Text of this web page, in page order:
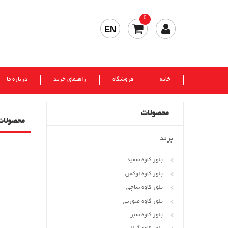
0
EN
خانه فروشگاه راهنمای خرید درباره ما
محصولات
برند
بلور کاوه سفید
بلور کاوه لوکس
بلور کاوه ساچی
بلور کاوه صورتی
بلور کاوه سبز